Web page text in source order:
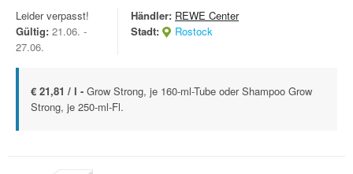
Leider verpasst!
Gültig: 21.06. -
27.06.
Händler: REWE Center
Stadt:
Rostock
€ 21,81 / l - Grow Strong, je 160-ml-Tube oder Shampoo Grow
Strong, je 250-ml-Fl.